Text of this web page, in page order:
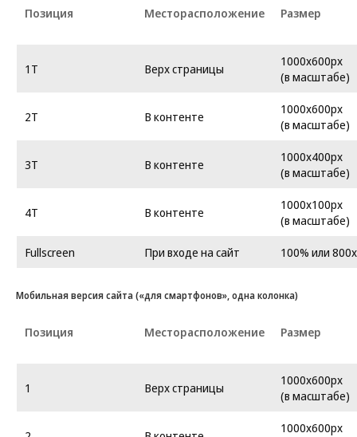
Позиция Месторасположение Размер
1Т Верх страницы
1000x600px
(в масштабе)
2Т В контенте
1000x600px
(в масштабе)
3Т В контенте
1000x400px
(в масштабе)
4Т В контенте
1000x100px
(в масштабе)
Fullscreen
При входе на сайт 100% или
Мобильная версия сайта («для смартфонов», одна колонка)
Позиция Месторасположение Размер
1 Верх страницы
1000x600px
(в масштабе)
1000x600px